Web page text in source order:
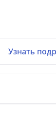
Узнать